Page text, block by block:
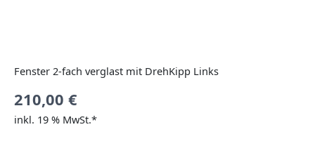
Fenster 2-fach verglast mit DrehKipp Links
210,00 €
inkl. 19 % MwSt.*